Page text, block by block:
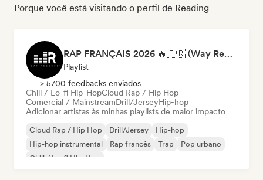
Porque você está visitando o perfil de Reading
RAP FRANÇAIS 2026 🔥🇫🇷 (Way Records)
Playlist
> 5700 feedbacks enviados
Chill / Lo-fi Hip-HopCloud Rap / Hip Hop
Comercial / MainstreamDrill/JerseyHip-hop
Adicionar artistas às minhas playlists de maior impacto
Cloud Rap / Hip Hop Drill/Jersey
Hip-hop
Hip-hop instrumental
Rap francês Trap
Pop urbano
Chill / Lo-fi Hip-Hop